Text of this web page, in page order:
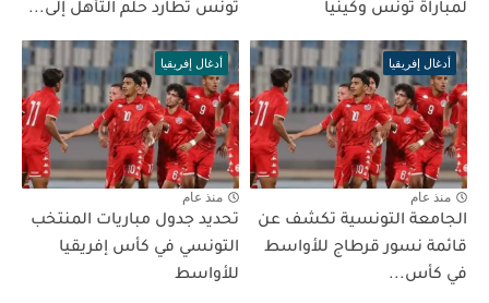
لمباراة تونس وكينيا
تونس تطارد حلم التأهل إلى...
أدغال إفريقيا
منذ عام
الجامعة التونسية تكشف عن
قائمة نسور قرطاج للأواسط
في كأس...
أدغال إفريقيا
منذ عام
تحديد جدول مباريات المنتخب
التونسي في كأس إفريقيا
للأواسط